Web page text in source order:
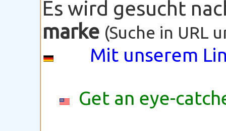
Es wird gesucht
marke (Suche in URL
Mit unserem
Get an eye-